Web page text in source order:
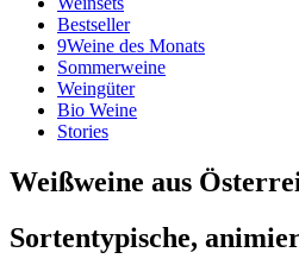
Bestseller
9Weine des Monats
Sommerweine
Weingüter
Bio Weine
Stories
Weißweine aus
Sortentypische,